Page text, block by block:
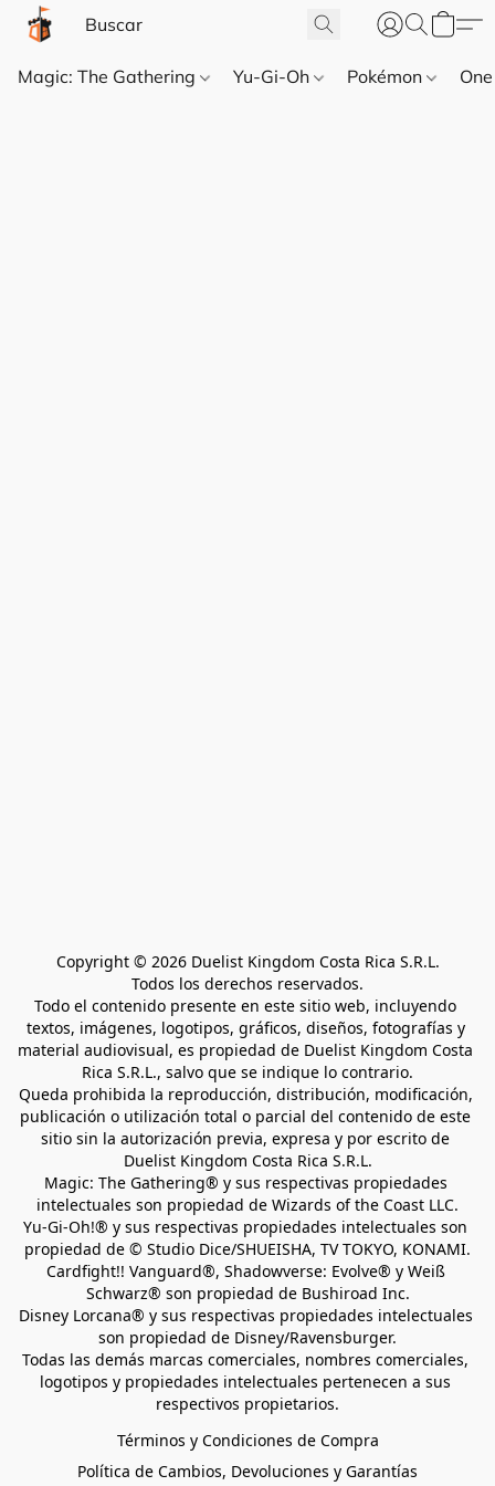
Magic: The Gathering Yu-Gi-Oh Pokémon
Copyright © 2026 Duelist Kingdom Costa Rica S.R.L.
Todos los derechos reservados.
Todo el contenido presente en este sitio web, incluyendo
textos, imágenes, logotipos, gráficos, diseños, fotografías y
material audiovisual, es propiedad de Duelist Kingdom Costa
Rica S.R.L., salvo que se indique lo contrario.
Queda prohibida la reproducción, distribución, modificación,
publicación o utilización total o parcial del contenido de este
sitio sin la autorización previa, expresa y por escrito de
Duelist Kingdom Costa Rica S.R.L.
Magic: The Gathering® y sus respectivas propiedades
intelectuales son propiedad de Wizards of the Coast LLC.
Yu-Gi-Oh!® y sus respectivas propiedades intelectuales son
propiedad de © Studio Dice/SHUEISHA, TV TOKYO, KONAMI.
Cardfight!! Vanguard®, Shadowverse: Evolve® y Weiß
Schwarz® son propiedad de Bushiroad Inc.
Disney Lorcana® y sus respectivas propiedades intelectuales
son propiedad de Disney/Ravensburger.
Todas las demás marcas comerciales, nombres comerciales,
logotipos y propiedades intelectuales pertenecen a sus
respectivos propietarios.
Términos y Condiciones de Compra
Política de Cambios, Devoluciones y Garantías